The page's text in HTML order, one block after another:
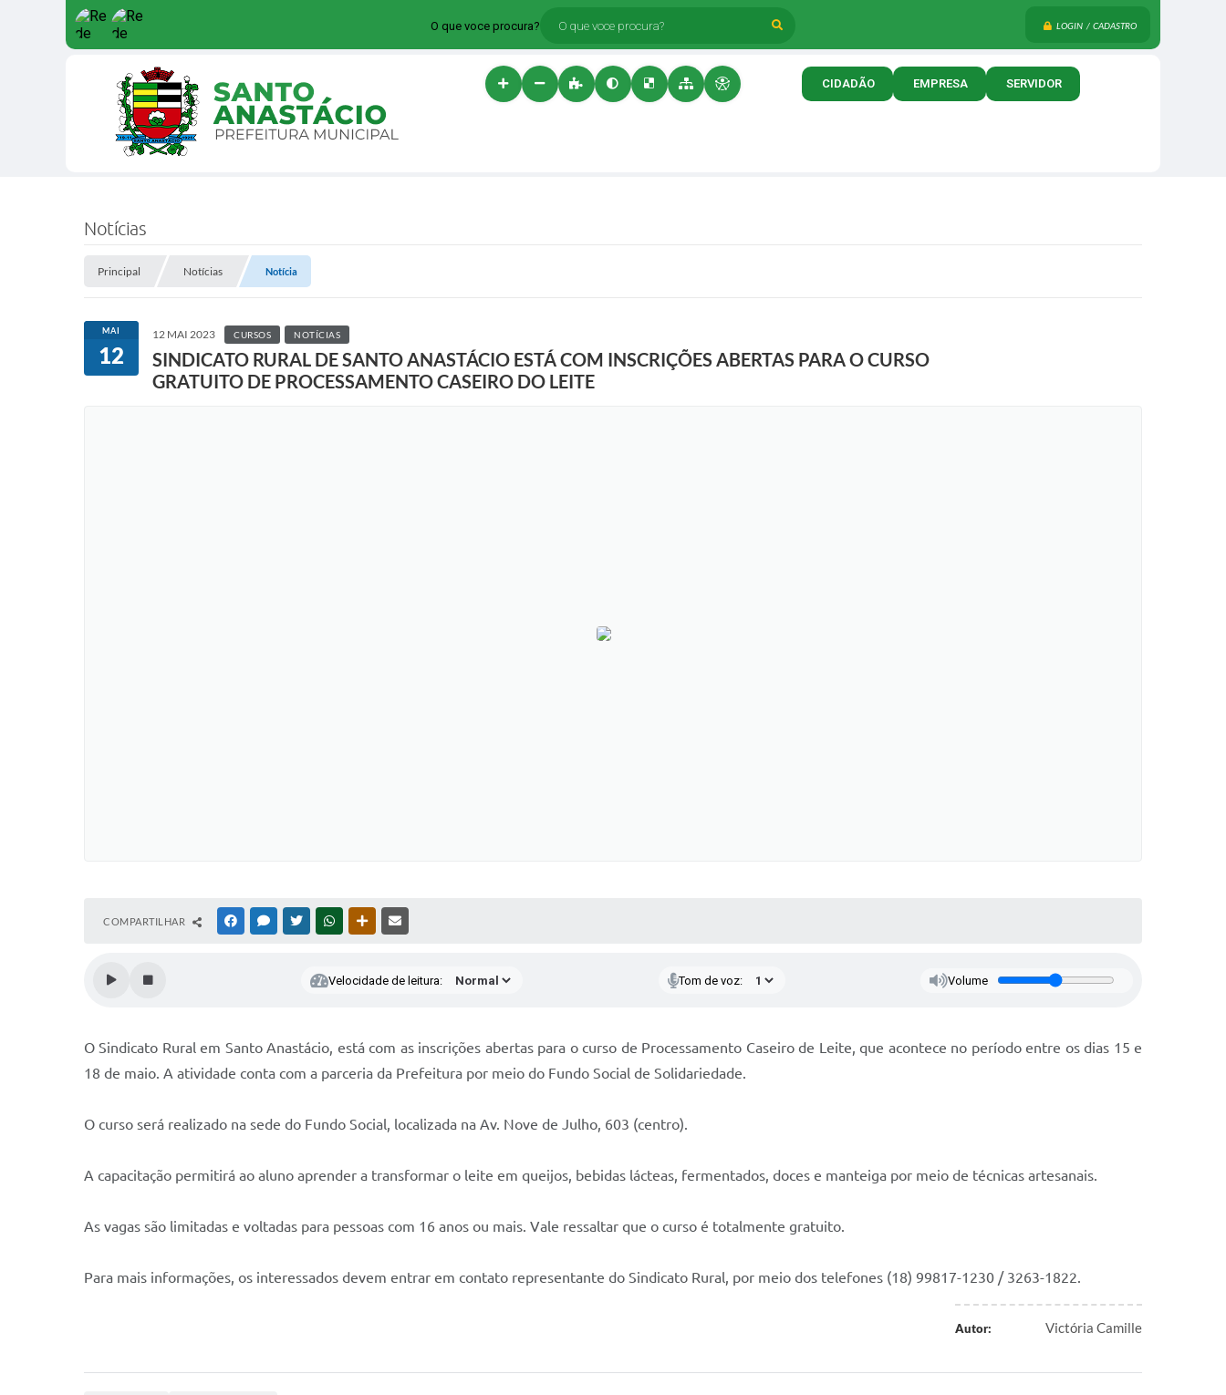
LOGIN / CADASTRO
O que voce procura?
CIDADÃO EMPRESA SERVIDOR
Notícias
Principal Notícias Notícia
MAI
12
12 MAI 2023 CURSOS NOTÍCIAS
SINDICATO RURAL DE SANTO ANASTÁCIO ESTÁ COM INSCRIÇÕES ABERTAS PARA O CURSO
GRATUITO DE PROCESSAMENTO CASEIRO DO LEITE
COMPARTILHAR FACEBOOKMESSENGER
TWITTERWHATSAPPOUTRAS MÍDIAS
Velocidade de leitura: Tom de voz: Volume
O Sindicato Rural em Santo Anastácio, está com as inscrições abertas para o curso de Processamento Caseiro de Leite, que acontece no período entre os dias 15 e
18 de maio. A atividade conta com a parceria da Prefeitura por meio do Fundo Social de Solidariedade.
O curso será realizado na sede do Fundo Social, localizada na Av. Nove de Julho, 603 (centro).
A capacitação permitirá ao aluno aprender a transformar o leite em queijos, bebidas lácteas, fermentados, doces e manteiga por meio de técnicas artesanais.
As vagas são limitadas e voltadas para pessoas com 16 anos ou mais. Vale ressaltar que o curso é totalmente gratuito.
Para mais informações, os interessados devem entrar em contato representante do Sindicato Rural, por meio dos telefones (18) 99817-1230 / 3263-1822.
Autor: Victória Camille